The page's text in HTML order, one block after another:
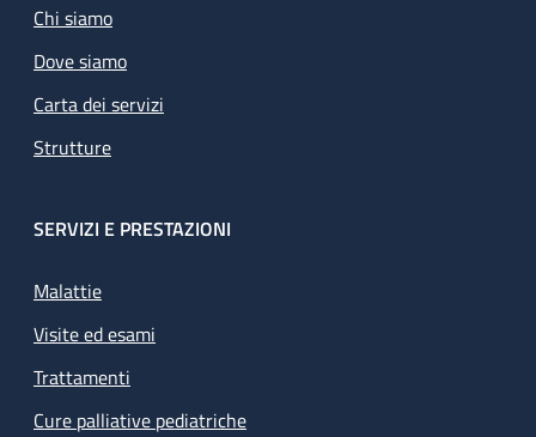
Chi siamo
Dove siamo
Carta dei servizi
Strutture
SERVIZI E PRESTAZIONI
Malattie
Visite ed esami
Trattamenti
Cure palliative pediatriche